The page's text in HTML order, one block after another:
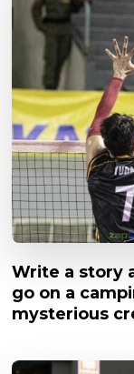
Write a story
go on a
mysterious